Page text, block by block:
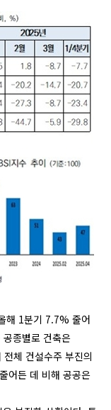
해 1분기 7.7% 줄어
종별로 건축은
체 건설수주 부진의
어든 데 비해 공공은